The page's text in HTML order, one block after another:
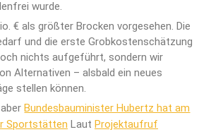
wurde.
€ als größter Brocken vorgesehen. Die
und die erste Grobkostenschätzung
nichts aufgeführt, sondern wir
Alternativen – alsbald ein neues
stellen können.
Bundesbauminister Hubertz hat am
Sportstätten Laut Projektaufruf